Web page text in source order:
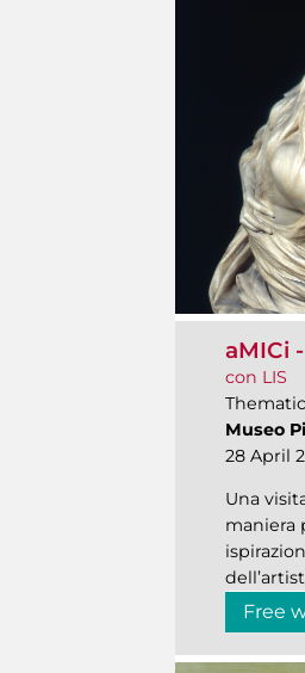
aMICi
con LIS
Museo
28 April
Una
maniera
Free